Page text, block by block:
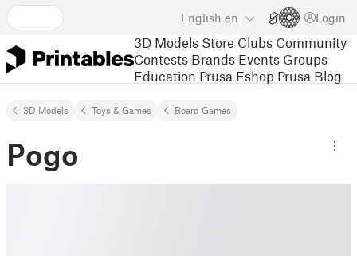
English en Login
3D Models Store Clubs Community
Contests Brands Events Groups
Education Prusa Eshop Prusa Blog
3D Models Toys & Games Board Games
Pogo